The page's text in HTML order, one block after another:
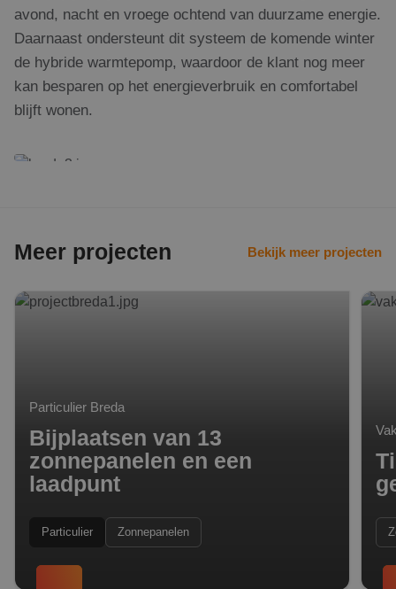
avond, nacht en vroege ochtend van duurzame energie.
Daarnaast ondersteunt dit systeem de komende winter
de hybride warmtepomp, waardoor de klant nog meer
kan besparen op het energieverbruik en comfortabel
blijft wonen.
Meer projecten Bekijk meer projecten
Particulier Breda
Bijplaatsen van 13
zonnepanelen en een
laadpunt
Particulier Zonnepanelen
Bijplaatsen van 13 zonnepanelen en een laadpunt